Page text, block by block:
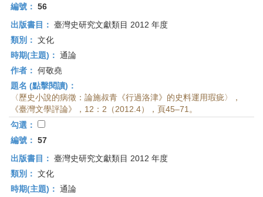
編號： 56
出版書目： 臺灣史研究文獻類目 2012 年度
類別： 文化
時期(主題)： 通論
作者： 何敬堯
題名 (點擊閱讀)：
〈歷史小說的病徵：論施叔青《行過洛津》的史料運用瑕疵〉，
《臺灣文學評論》，12：2（2012.4），頁45–71。
勾選：
編號： 57
出版書目： 臺灣史研究文獻類目 2012 年度
類別： 文化
時期(主題)： 通論